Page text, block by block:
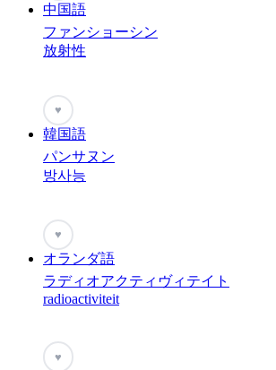
中国語
ファンショーシン
放射性
♥
韓国語
パンサヌン
방사능
♥
オランダ語
ラディオアクティヴィテイト
radioactiviteit
♥